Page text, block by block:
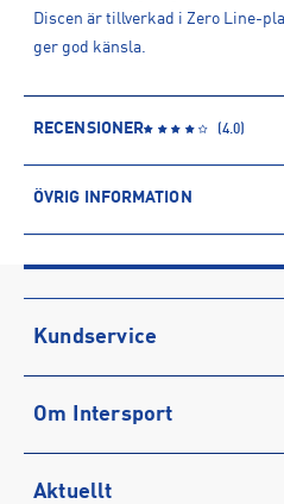
Discen är tillverkad i Zero Line-
ger god känsla.
RECENSIONER (4.0)
ÖVRIG INFORMATION
Produktnummer: 1523268
Leverantörens produktnummer:
Artikelnummer: 152326801-Pink
Tillverkaradress
Kontakt tillverkare:
Kundservice
Vanliga frågor & svar
Köpvillkor
Om Intersport
Karriär på INTERSPORT
Aktuellt